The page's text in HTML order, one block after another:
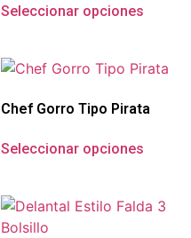
Seleccionar opciones
Chef Gorro Tipo Pirata
Seleccionar opciones